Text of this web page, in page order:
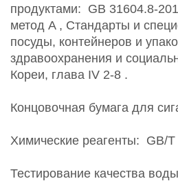
продуктами: GB 31604.8-
метод A , Стандарты и
посуды, контейнеров и
здравоохранения и
Кореи, глава IV 2-8 .
Концовочная бумага для
Химические реагенты: GB/
Тестирование качества